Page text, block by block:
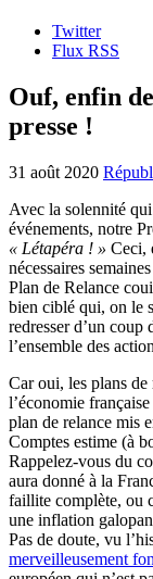
Twitter
Flux RSS
Ouf, enfin
presse !
31 août 2020
Avec la solennité
événements, notre
« Létapéra ! » Ceci,
nécessaires
Plan de Relance
bien ciblé qui, on le
redresser d’un coup
l’ensemble des
Car oui, les plans
l’économie
plan de relance mis
Comptes estime (à
Rappelez-vous du
aura donné à la
faillite complète, ou
une inflation
Pas de doute, vu
merveilleusement